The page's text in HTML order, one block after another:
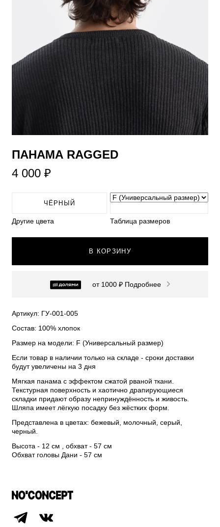
​ПАНАМА RAGGED
4 000 ₽
ЧЁРНЫЙ
Другие цвета Таблица размеров
В КОРЗИНУ
от 1000 ₽ Подробнее
Артикул: ГУ-001-005
Состав: 100% хлопок
Размер на модели: F (Универсальный размер)
Если товар в наличии только на складе - сроки доставки
будут увеличены на 3 дня
Мягкая панама с эффектом сжатой рваной ткани.
Текстурная поверхность и хаотично драпирующиеся
складки придают образу непринуждённость и живость.
Шляпа имеет лёгкую посадку без жёстких форм.
Представлена в цветах: бежевый, молочный, серый,
черный.
Высота - 12 см , обхват - 57 см
Обхват головы Дани - 57 см